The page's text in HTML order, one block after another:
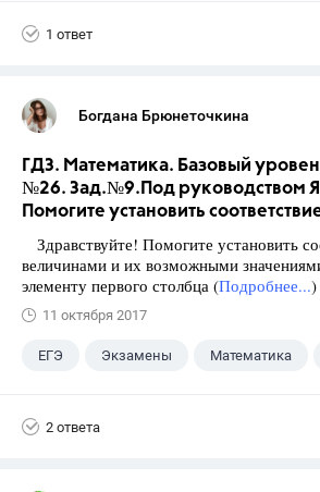
1 ответ
Богдана Брюнеточкина
ГДЗ. Математика. Базовый
№26. Зад.№9.Под руководством
Помогите установить
Здравствуйте! Помогите установить
величинами и их возможными
элементу первого столбца (Подробнее...)
11 октября 2017
ЕГЭ Экзамены Математика
2 ответа